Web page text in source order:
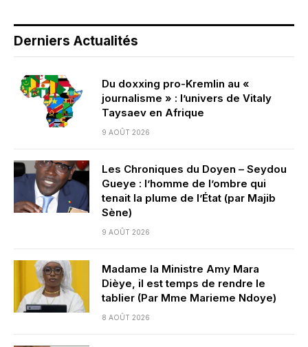
Derniers Actualités
Du doxxing pro-Kremlin au «
journalisme » : l’univers de Vitaly
Taysaev en Afrique
9 AOÛT 2026
Les Chroniques du Doyen – Seydou
Gueye : l’homme de l’ombre qui
tenait la plume de l’État (par Majib
Sène)
9 AOÛT 2026
Madame la Ministre Amy Mara
Dièye, il est temps de rendre le
tablier (Par Mme Marieme Ndoye)
8 AOÛT 2026